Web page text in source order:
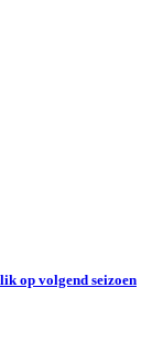
op volgend seizoen